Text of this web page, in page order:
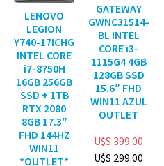
LENOVO
LEGION
Y740-17ICHG
INTEL CORE
i7-8750H
16GB 256GB
SSD + 1TB
RTX 2080
8GB 17.3″
FHD 144HZ
WIN11
*OUTLET*
GATEWAY
GWNC31514-
BL INTEL
CORE i3-
1115G4 4GB
128GB SSD
15.6″ FHD
WIN11 AZUL
OUTLET
U$S399.00
U$S 299.00